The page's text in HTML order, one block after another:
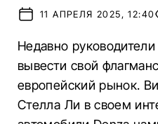
11 АПРЕЛЯ 2025, 12:40
Недавно
вывести свой
европейский рынок.
Стелла Ли в своем